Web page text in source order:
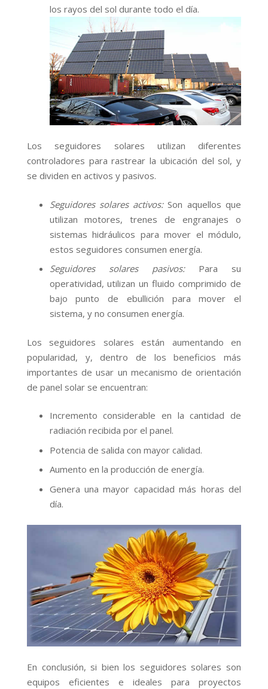
los rayos del sol durante todo el día.
Los seguidores solares utilizan diferentes
controladores para rastrear la ubicación del sol, y
se dividen en activos y pasivos.
Seguidores solares activos:Son aquellos que
utilizan motores, trenes de engranajes o
sistemas hidráulicos para mover el módulo,
estos seguidores consumen energía.
Seguidores solares pasivos:Para su
operatividad, utilizan un fluido comprimido de
bajo punto de ebullición para mover el
sistema, y no consumen energía.
Los seguidores solares están aumentando en
popularidad, y, dentro de los beneficios más
importantes de usar un mecanismo de orientación
de panel solar se encuentran:
Incremento considerable en la cantidad de
radiación recibida por el panel.
Potencia de salida con mayor calidad.
Aumento en la producción de energía.
Genera una mayor capacidad más horas del
día.
En conclusión, si bien los seguidores solares son
equipos eficientes e ideales para proyectos